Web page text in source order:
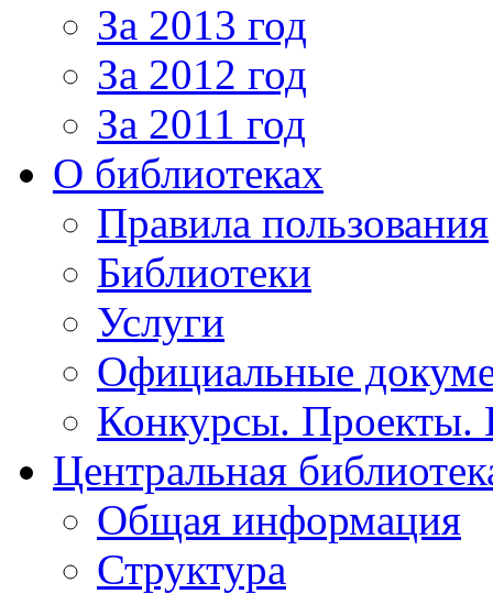
За 2013 год
За 2012 год
За 2011 год
О библиотеках
Правила пользования
Библиотеки
Услуги
Официальные
Конкурсы.
Центральная
Общая информация
Структура